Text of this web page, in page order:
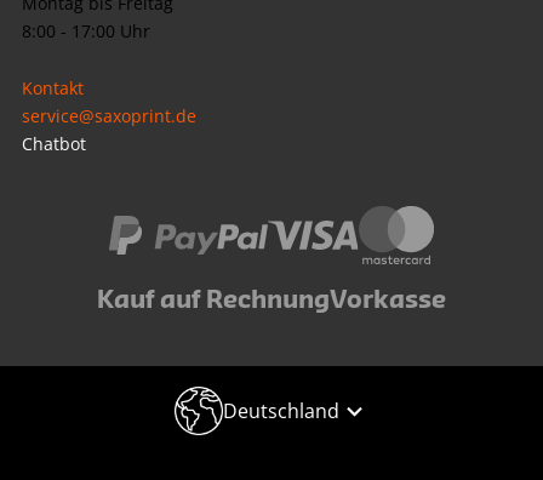
8:00 - 17:00 Uhr
Kontakt
service@saxoprint.de
Chatbot
Kauf auf RechnungVorkasse
Deutschland